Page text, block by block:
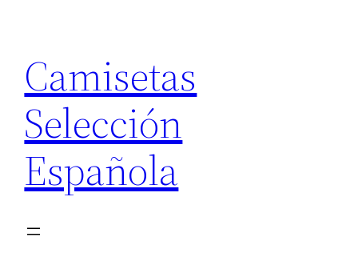
contenido
Camisetas
Selección
Española